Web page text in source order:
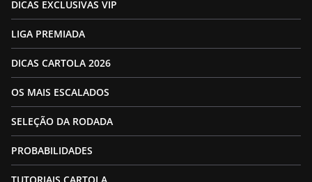
DICAS EXCLUSIVAS VIP
LIGA PREMIADA
DICAS CARTOLA 2026
OS MAIS ESCALADOS
SELEÇÃO DA RODADA
PROBABILIDADES